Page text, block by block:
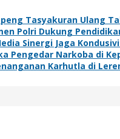
Tasyakuran Ulang
Polri Dukung
Sinergi Jaga
Pengedar Narkoba di
Karhutla di